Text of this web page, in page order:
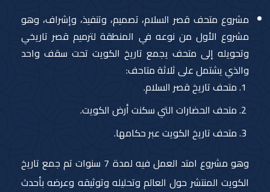
مشروع متحف قصر السلام، تصميم، وتنفيذ، وإشراف، وهو
مشروع الأول من نوعه في المنطقة لترميم قصر تاريخي
وتحويله إلى متحف يجمع تاريخ الكويت تحت سقف واحد
والذي يشتمل على ثلاثة متاحف:
متحف تاريخ قصر السلام.
متحف الحضارات التي سكنت أرض الكويت.
متحف تاريخ الكويت عبر حكامها.
وهو مشروع امتد العمل فيه لمدة 7 سنوات تم جمع تاريخ
الكويت المنتشر حول العالم وتحليله وتوثيقه وعرضه بأحدث